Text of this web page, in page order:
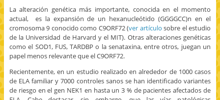
n
a
n
e
v
a
)
e
e
n
n
a
v
e
n
t
n
n
u
e
e
e
n
n
a
v
e
n
t
n
a
n
u
e
c
o
a
n
a
m
i
g
o
S
a
b
r
a
n
a
u
e
v
a
)
La alteración genética más importante, conocida en el momento
actual, es la expansión de un hexanucleótido (GGGGCC)n en el
cromosoma 9 conocido como C9ORF72 (ver artículosobre el estudio
de la Universidad de Harvard y el MIT). Otras alteraciones genéticas
como el SOD1, FUS, TARDBP o la senataxina, entre otros, juegan un
papel menos relevante que el C9ORF72.
Recientemente, en un estudio realizado en alrededor de 1000 casos
de ELA familiar y 7000 controles sanos se han identificado variantes
de riesgo en el gen NEK1 en hasta un 3 % de pacientes afectados de